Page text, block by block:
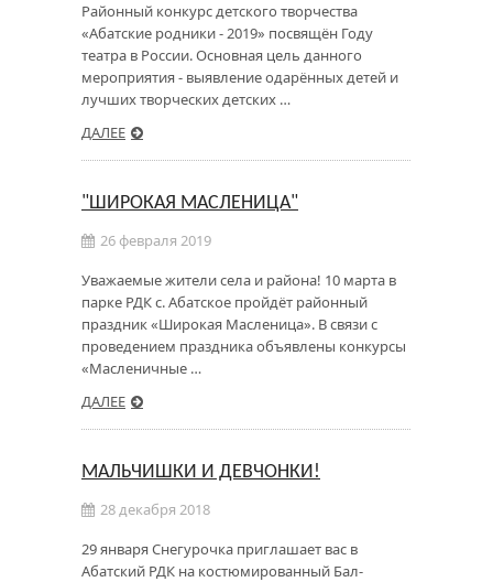
Районный конкурс детского творчества
«Абатские родники - 2019» посвящён Году
театра в России. Основная цель данного
мероприятия - выявление одарённых детей и
лучших творческих детских …
ДАЛЕЕ
"ШИРОКАЯ МАСЛЕНИЦА"
26 февраля 2019
Уважаемые жители села и района! 10 марта в
парке РДК с. Абатское пройдёт районный
праздник «Широкая Масленица». В связи с
проведением праздника объявлены конкурсы
«Масленичные …
ДАЛЕЕ
МАЛЬЧИШКИ И ДЕВЧОНКИ!
28 декабря 2018
29 января Снегурочка приглашает вас в
Абатский РДК на костюмированный Бал-